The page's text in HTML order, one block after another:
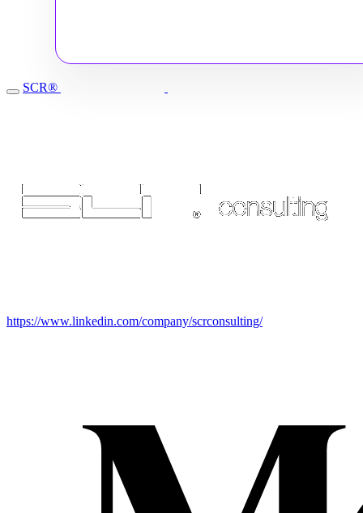
Arbeitswerkzeug für Kunden und interne Teams wird —
SCR®
https://www.linkedin.com/company/scrconsulting/